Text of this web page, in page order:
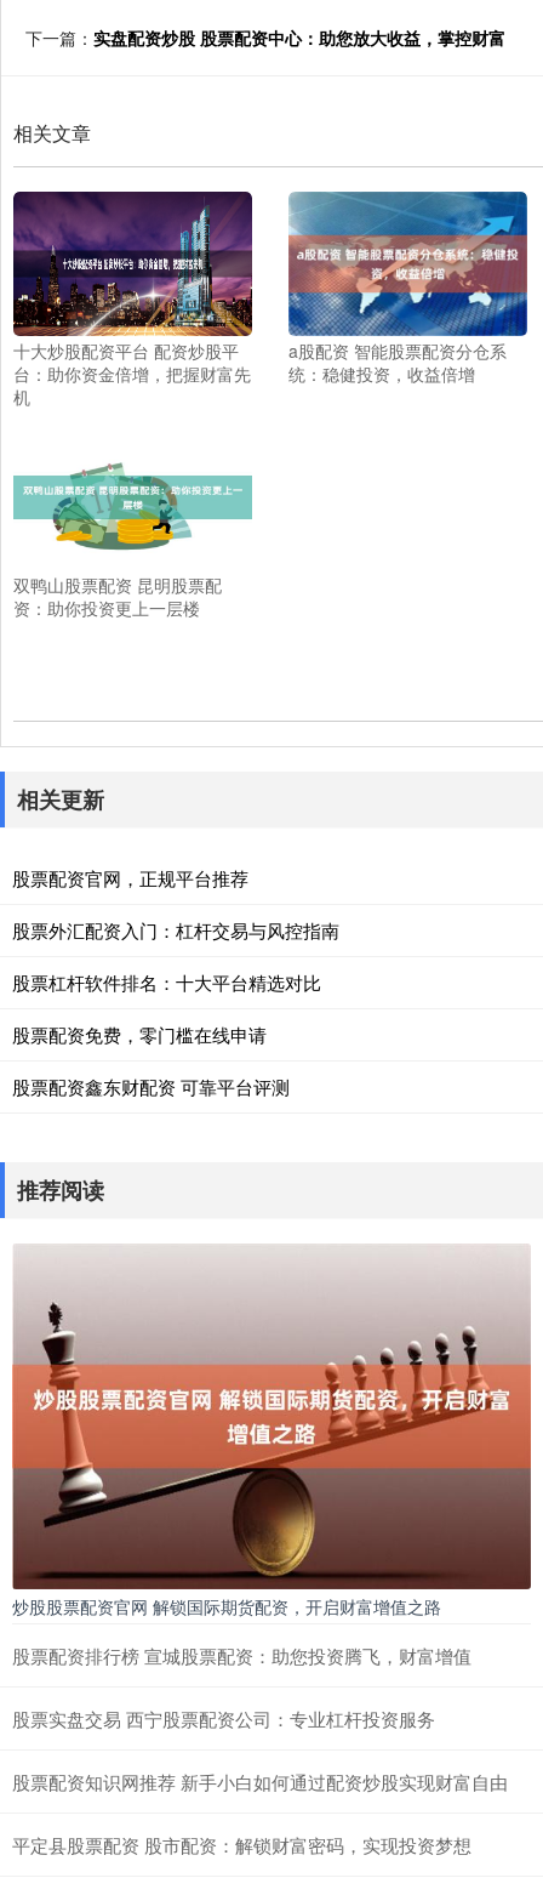
下一篇： 实盘配资炒股 股票配资中心：助您放大收益，掌控财富
相关文章
十大炒股配资平台 配资炒股平
台：助你资金倍增，把握财富先
机
a股配资 智能股票配资分仓系
统：稳健投资，收益倍增
双鸭山股票配资 昆明股票配
资：助你投资更上一层楼
相关更新
股票配资官网，正规平台推荐
股票外汇配资入门：杠杆交易与风控指南
股票杠杆软件排名：十大平台精选对比
股票配资免费，零门槛在线申请
股票配资鑫东财配资 可靠平台评测
推荐阅读
炒股股票配资官网 解锁国际期货配资，开启财富增值之路
股票配资排行榜 宣城股票配资：助您投资腾飞，财富增值
股票实盘交易 西宁股票配资公司：专业杠杆投资服务
股票配资知识网推荐 新手小白如何通过配资炒股实现财富自由
平定县股票配资 股市配资：解锁财富密码，实现投资梦想